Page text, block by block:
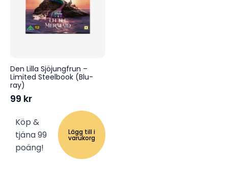
Den Lilla Sjöjungfrun –
Limited Steelbook (Blu-
ray)
99 kr
Köp &
tjäna 99
poäng!
Lägg till i
varukorg